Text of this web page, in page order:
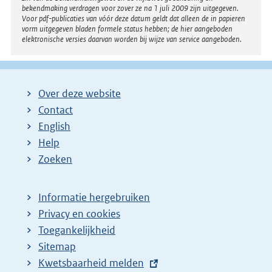
bekendmaking verdragen voor zover ze na 1 juli 2009 zijn uitgegeven.
Voor pdf-publicaties van vóór deze datum geldt dat alleen de in papieren
vorm uitgegeven bladen formele status hebben; de hier aangeboden
elektronische versies daarvan worden bij wijze van service aangeboden.
Over deze website
Contact
English
Help
Zoeken
Informatie hergebruiken
Privacy en cookies
Toegankelijkheid
Sitemap
E
Kwetsbaarheid melden